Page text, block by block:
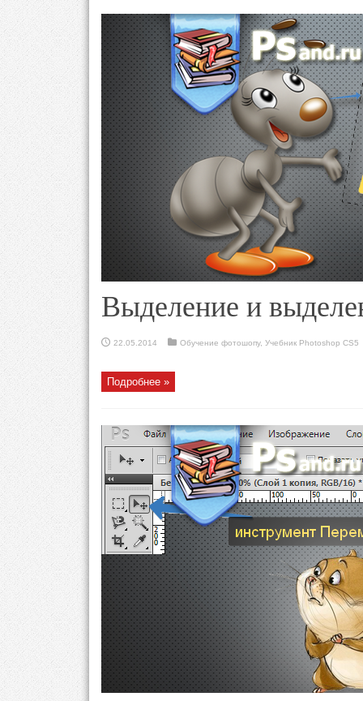
Выделение и
22.05.2014 Обучение фотошопу, Учебник Photoshop CS5
Подробнее »